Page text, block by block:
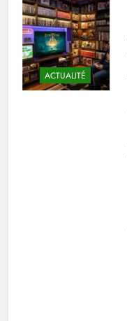
ACTUALITÉ